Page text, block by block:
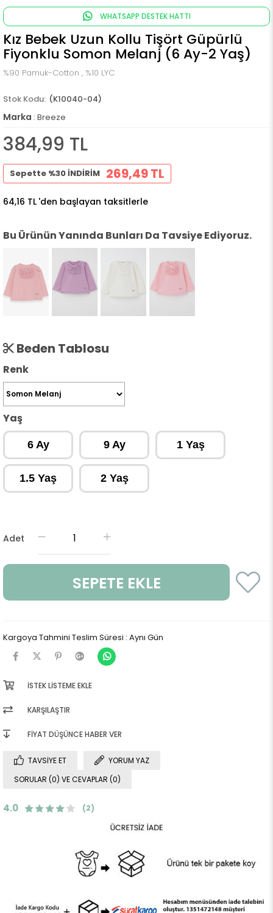
WHATSAPP DESTEK HATTI
Kız Bebek Uzun Kollu Tişört Güpürlü
Fiyonklu Somon Melanj (6 Ay-2 Yaş)
%90 Pamuk-Cotton , %10 LYC
(K10040-04)
Marka : Breeze
384,99 TL
Sepette %30 İNDİRİM 269,49 TL
64,16 TL 'den başlayan taksitlerle
Bu Ürünün Yanında Bunları Da Tavsiye Ediyoruz.
Beden Tablosu
Renk
Yaş
6 Ay 9 Ay 1 Yaş
1.5 Yaş 2 Yaş
Adet
Kargoya Tahmini Teslim Süresi : Aynı Gün
İSTEK LISTEME EKLE
KARŞILAŞTIR
FIYAT DÜŞÜNCE HABER VER
TAVSIYE ET
YORUM YAZ
SORULAR (0) VE CEVAPLAR (0)
4.0 (2)